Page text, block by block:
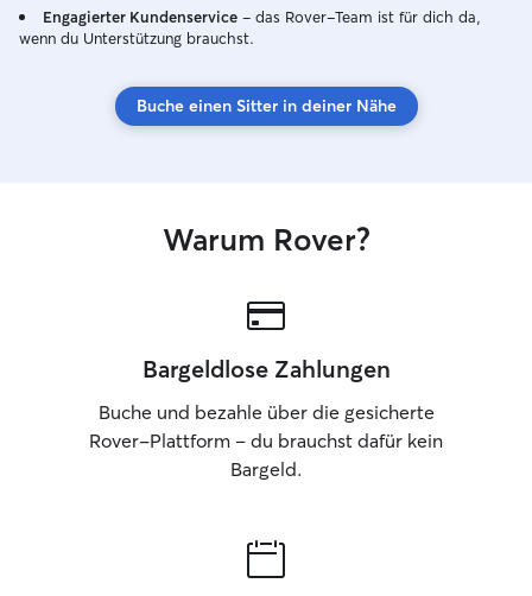
Aufmerksamkeit, Bewegung und Ruhe
bekommen. Ich betreue Hunde
da sie sich dort am sichersten und
wohlsten fühlen. Ich halte mich
Fotos sind für mich selbstverständlich.
Engagierter Kundenservice – das Rover-Team ist für dich da,
wenn du Unterstützung brauchst.
Buche einen Sitter in deiner Nähe
Warum Rover?
Bargeldlose Zahlungen
Buche und bezahle über die gesicherte
Rover-Plattform – du brauchst dafür kein
Bargeld.